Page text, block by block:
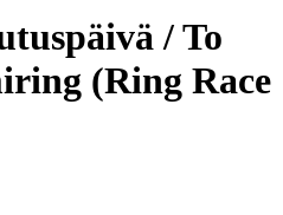
/ To
(Ring Race